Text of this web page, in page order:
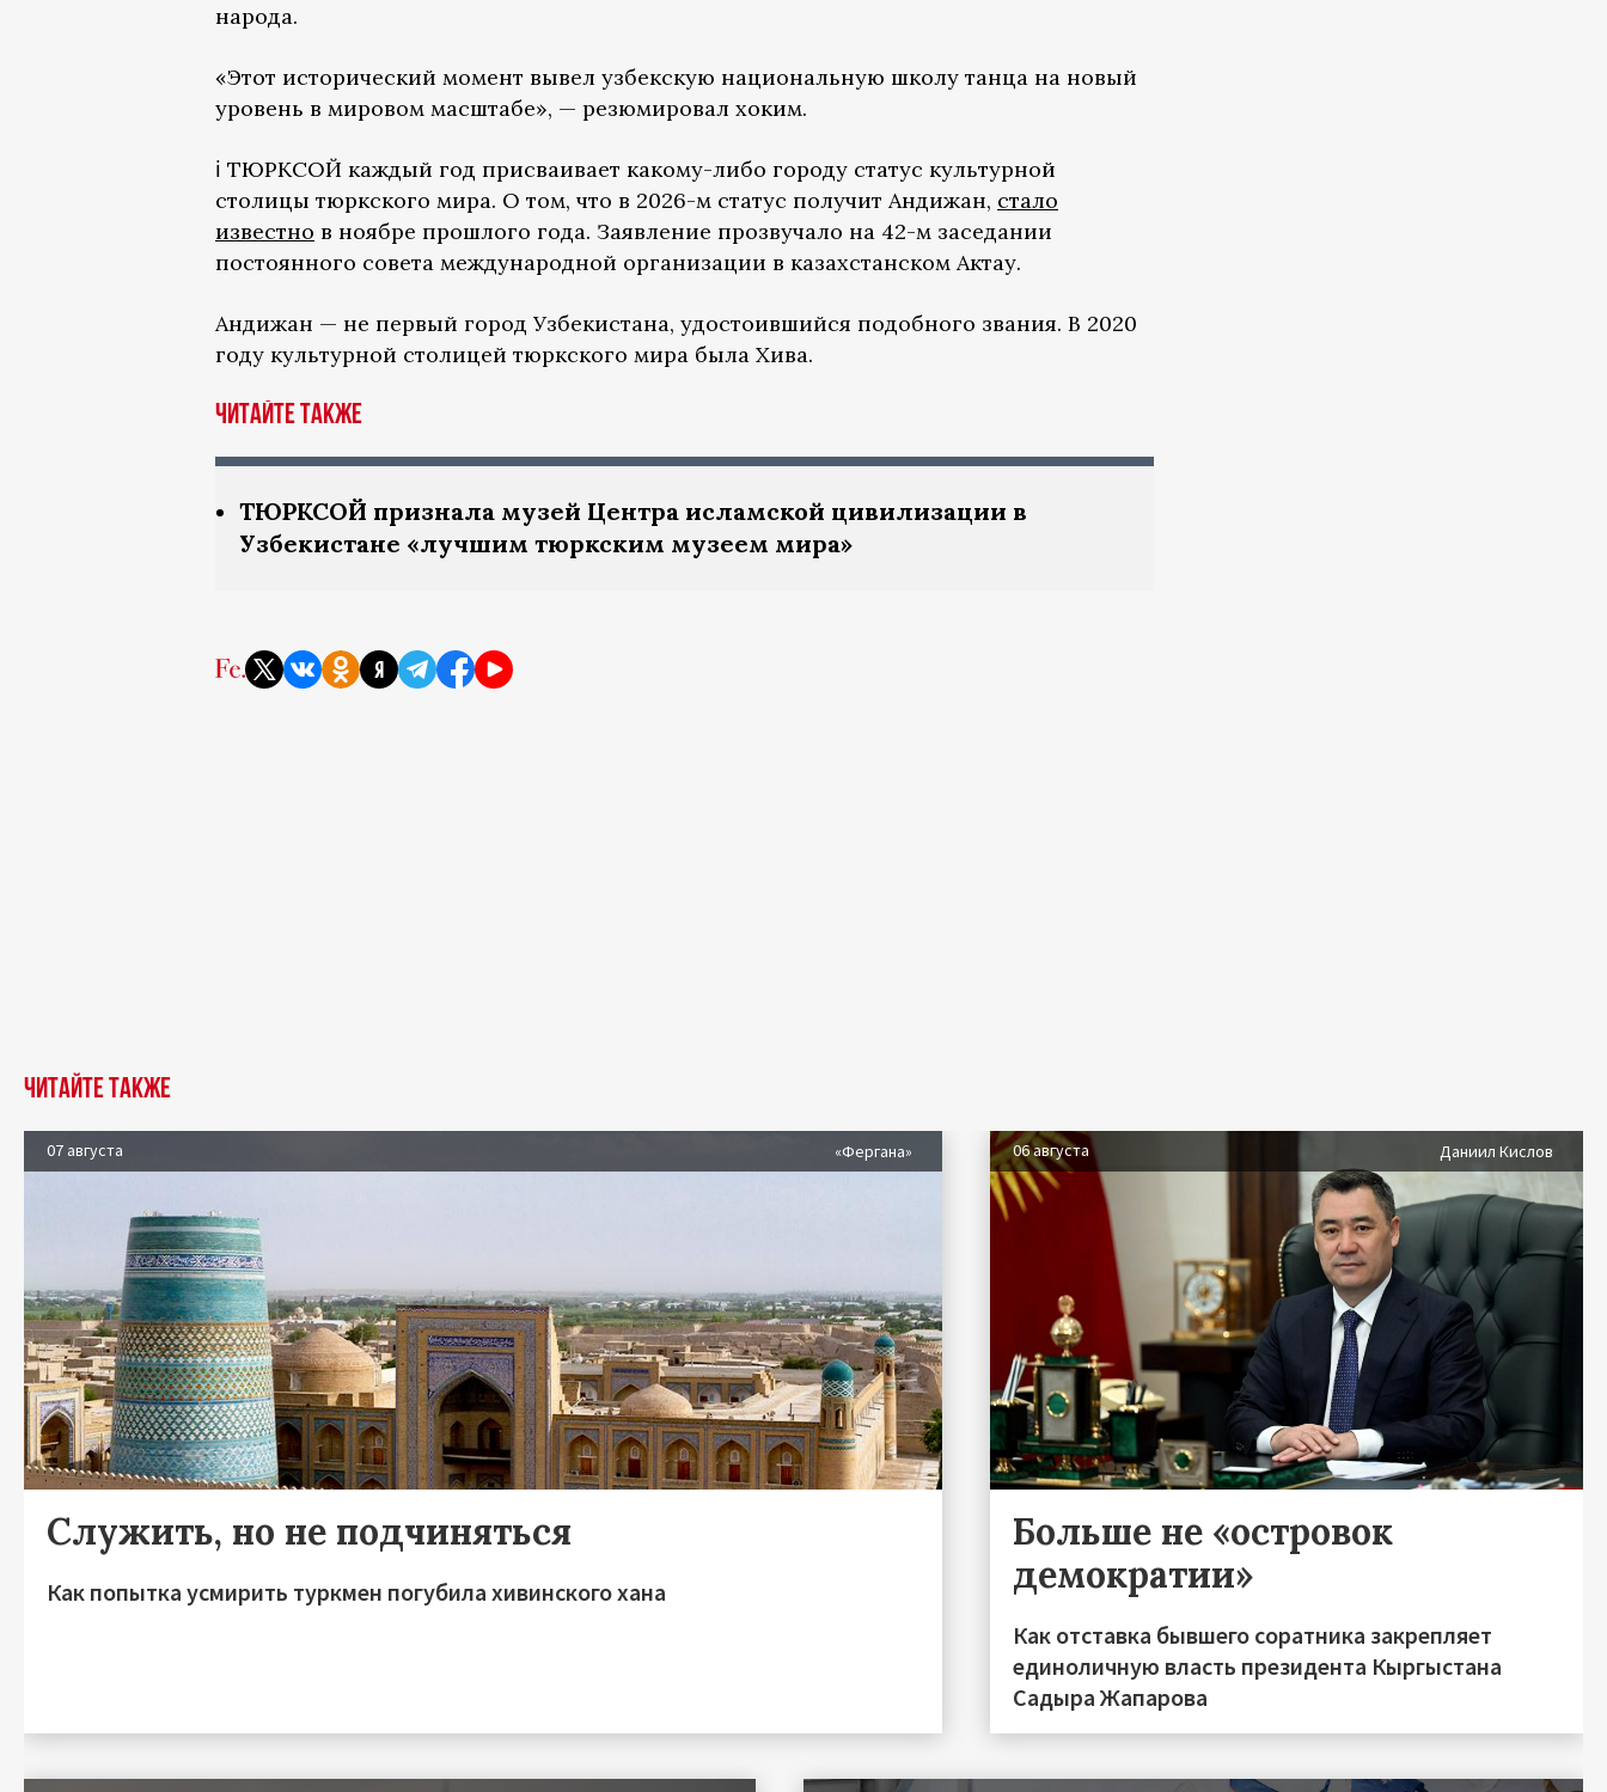
народа.
«Этот исторический момент вывел узбекскую национальную школу танца на новый
уровень в мировом масштабе», — резюмировал хоким.
ℹ️ ТЮРКСОЙ каждый год присваивает какому-либо городу статус культурной
столицы тюркского мира. О том, что в 2026-м статус получит Андижан, стало
известно в ноябре прошлого года. Заявление прозвучало на 42-м заседании
постоянного совета международной организации в казахстанском Актау.
Андижан — не первый город Узбекистана, удостоившийся подобного звания. В 2020
году культурной столицей тюркского мира была Хива.
Читайте также
ТЮРКСОЙ признала музей Центра исламской цивилизации в
Узбекистане «лучшим тюркским музеем мира»
Читайте также
07 августа «Фергана»
Служить, но не подчиняться
Как попытка усмирить туркмен погубила хивинского хана
06 августа Даниил Кислов
Больше не «островок
демократии»
Как отставка бывшего соратника закрепляет
единоличную власть президента Кыргыстана
Садыра Жапарова